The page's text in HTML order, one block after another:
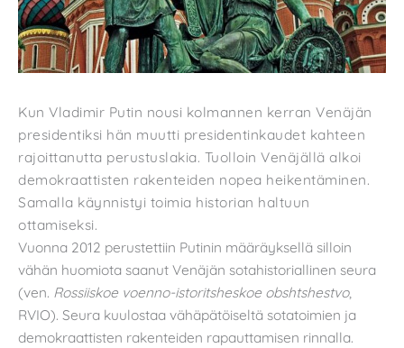
Kun Vladimir Putin nousi kolmannen kerran Venäjän
presidentiksi hän muutti presidentinkaudet kahteen
rajoittanutta perustuslakia. Tuolloin Venäjällä alkoi
demokraattisten rakenteiden nopea heikentäminen.
Samalla käynnistyi toimia historian haltuun
ottamiseksi.
Vuonna 2012 perustettiin Putinin määräyksellä silloin
vähän huomiota saanut Venäjän sotahistoriallinen seura
(ven. Rossiiskoe voenno-istoritsheskoe obshtshestvo,
RVIO). Seura kuulostaa vähäpätöiseltä sotatoimien ja
demokraattisten rakenteiden rapauttamisen rinnalla.